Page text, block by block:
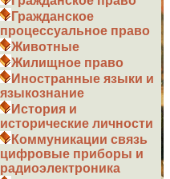
Гражданское
процессуальное право
Животные
Жилищное право
Иностранные языки и
языкознание
История и
исторические личности
Коммуникации связь
цифровые приборы и
радиоэлектроника